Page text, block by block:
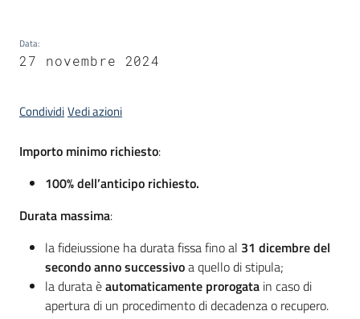
Leggi
Atti
Data:
27 novembre 2024
CondividiVedi azioni
Importo minimo richiesto:
100% dell’anticipo richiesto.
Durata massima:
la fideiussione ha durata fissa fino al 31 dicembre del
secondo anno successivoa quello di stipula;
la durata èautomaticamente prorogata in caso di
apertura di un procedimento di decadenza o recupero.